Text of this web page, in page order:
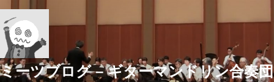
ン
テ
ン
ツ
へ
ミーツブログ – ギターマンドリン合奏団